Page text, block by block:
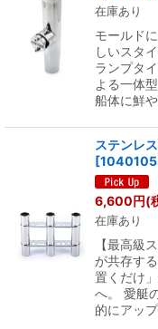
在庫あり
モールド
しいスタ
ランプタ
よる一体
船体に鮮
ステンレ
[
6,600円(
在庫あり
【最高級
が共存す
置くだけ
へ。 愛艇
的にアッ